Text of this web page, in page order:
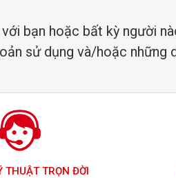
bạn hoặc bất kỳ người
sử dụng và/hoặc những
THUẬT TRỌN ĐỜI